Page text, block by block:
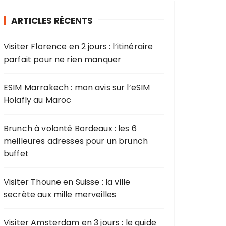
e
p
u
r
:
ARTICLES RÉCENTS
Visiter Florence en 2 jours : l’itinéraire
parfait pour ne rien manquer
ESIM Marrakech : mon avis sur l’eSIM
Holafly au Maroc
Brunch à volonté Bordeaux : les 6
meilleures adresses pour un brunch
buffet
Visiter Thoune en Suisse : la ville
secrète aux mille merveilles
Visiter Amsterdam en 3 jours : le guide